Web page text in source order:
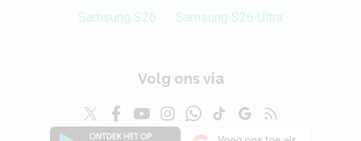
Samsung S26
Samsung S26 Ultra
Volg ons via